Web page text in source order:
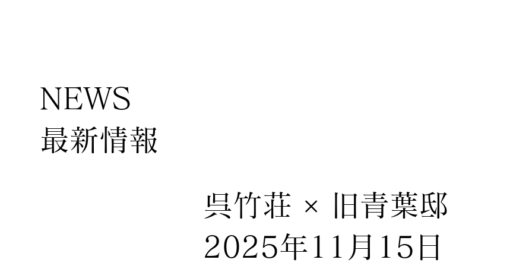
NEWS
​最新情報
2025年11月15日
呉竹荘 × 旧青葉邸